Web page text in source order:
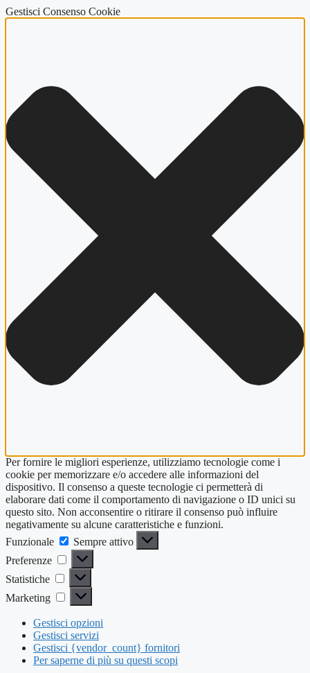
Gestisci Consenso Cookie
Per fornire le migliori esperienze, utilizziamo tecnologie come i
cookie per memorizzare e/o accedere alle informazioni del
dispositivo. Il consenso a queste tecnologie ci permetterà di
elaborare dati come il comportamento di navigazione o ID unici su
questo sito. Non acconsentire o ritirare il consenso può influire
negativamente su alcune caratteristiche e funzioni.
Funzionale
Funzionale
Sempre attivo
Preferenze
Preferenze
Statistiche
Statistiche
Marketing
Marketing
Gestisci opzioni
Gestisci servizi
Gestisci {vendor_count} fornitori
Per saperne di più su questi scopi